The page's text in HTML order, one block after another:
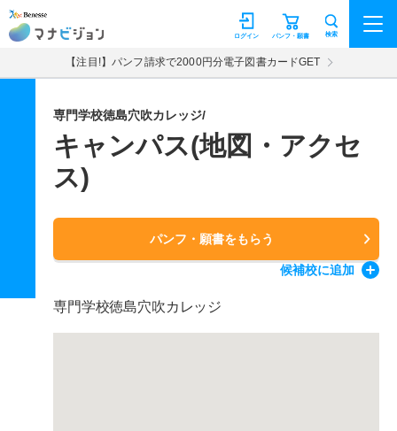
マナビジョン パンフ・願書
ログイン 検索
【注目!】パンフ請求で2000円分電子図書カードGET
専門学校徳島穴吹カレッジ/
キャンパス(地図・アクセ
ス)
パンフ・願書をもらう
候補校に追加
専門学校徳島穴吹カレッジ